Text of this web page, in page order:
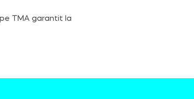
TMA garantit la